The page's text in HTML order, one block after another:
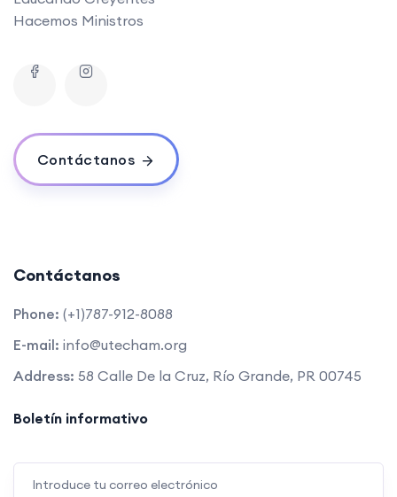
Hacemos Ministros
Contáctanos
Contáctanos
Phone: (+1)787-912-8088
E-mail: info@utecham.org
Address: 58 Calle De la Cruz, Río Grande, PR 00745
Boletín informativo